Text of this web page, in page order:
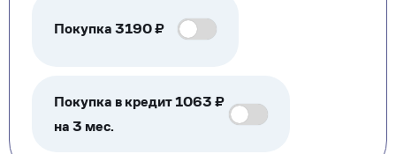
Покупка3190₽
Покупка в кредит 1063 ₽
на 3 мес.